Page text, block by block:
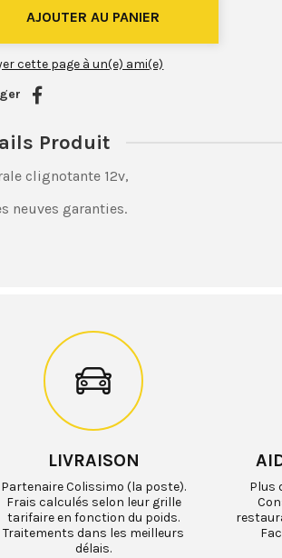
cette page à un(e) ami(e)
Produit
clignotante 12v,
neuves garanties.
LIVRAISON
Partenaire Colissimo (la poste).
Frais calculés selon leur grille
tarifaire en fonction du poids.
Traitements dans les meilleurs
délais.
Plus